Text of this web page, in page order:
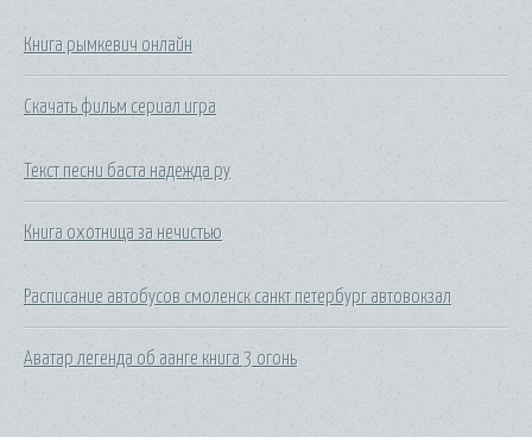
Книга рымкевич онлайн
Скачать фильм сериал игра
Текст песни баста надежда ру
Книга охотница за нечистью
Расписание автобусов смоленск санкт петербург автовокзал
Аватар легенда об аанге книга 3 огонь